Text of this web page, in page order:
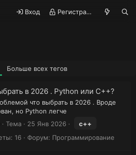
Вход Регистрация
Больше всех тегов
в 2026 . Python или C++?
что выбрать в 2026 . Вроде
но Python легче
Тема 25 Янв 2026
c++
16 Форум: Программирование